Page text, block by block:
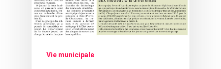
Vie municipale